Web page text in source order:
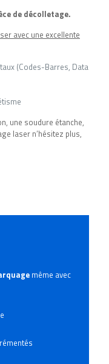
de décolletage.
avec une excellente
(Codes-Barres, Data
une soudure étanche,
laser n’hésitez plus,
même avec